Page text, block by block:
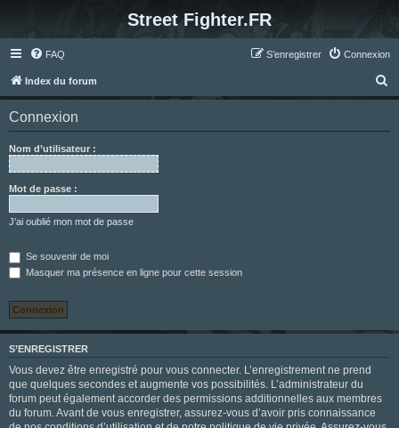
Street Fighter.FR
FAQ Connexion
S’enregistrer
Index du forum
e
Connexion
Nom d’utilisateur :
Mot de passe :
J’ai oublié mon mot de passe
Se souvenir de moi
Masquer ma présence en ligne pour cette session
S’ENREGISTRER
Vous devez être enregistré pour vous connecter. L’enregistrement ne prend
que quelques secondes et augmente vos possibilités. L’administrateur du
forum peut également accorder des permissions additionnelles aux membres
du forum. Avant de vous enregistrer, assurez-vous d’avoir pris connaissance